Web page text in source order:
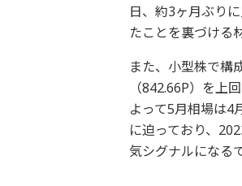
日、約3ヶ月ぶり
たことを裏づける
また、小型株で構
（842.66P）を上
よって5月相場は4
に迫っており、
気シグナルになる